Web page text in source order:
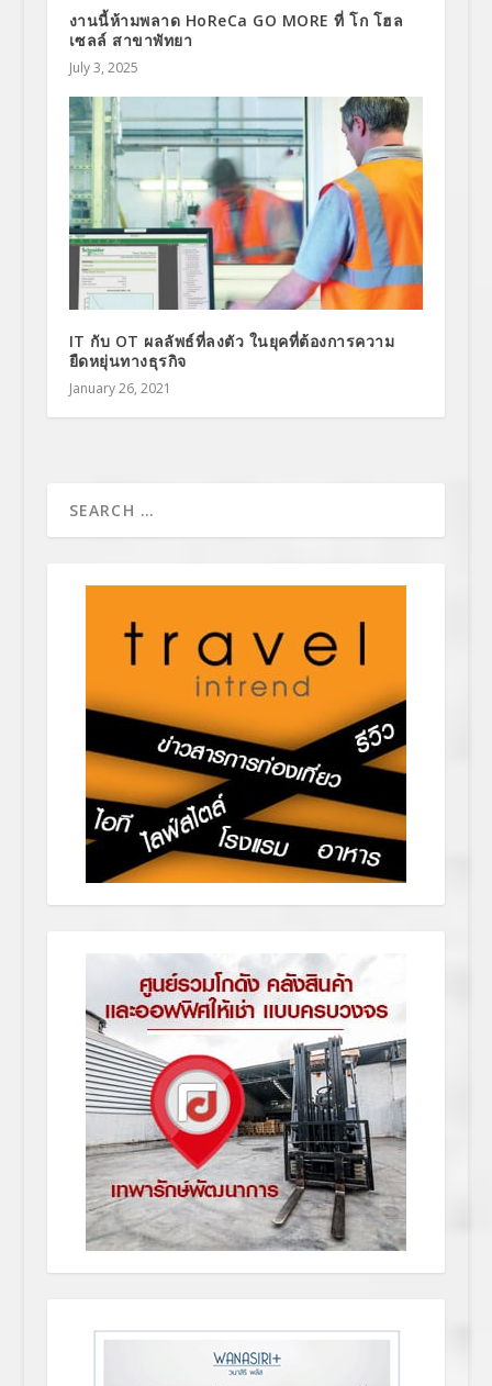
งานนี้ห้ามพลาด HoReCa GO MORE ที่ โก โฮล
เซลล์ สาขาพัทยา
July 3, 2025
IT กับ OT ผลลัพธ์ที่ลงตัว ในยุคที่ต้องการความ
ยืดหยุ่นทางธุรกิจ
January 26, 2021